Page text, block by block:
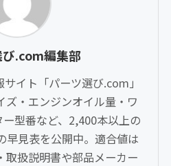
.com編集部
イト「パーツ選び.com」
ズ・エンジンオイル量・ワ
型番など、2,400本以上の
早見表を公開中。適合値は
取扱説明書や部品メーカー